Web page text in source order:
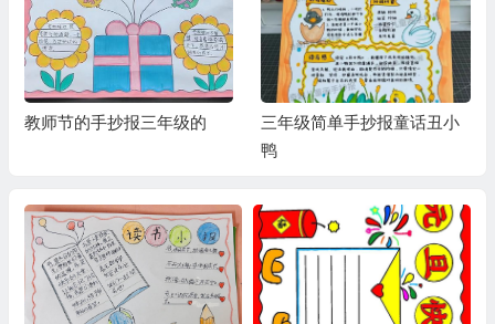
三年级简单手抄报童话丑小
防灾减灾手抄报三年级一等
奖